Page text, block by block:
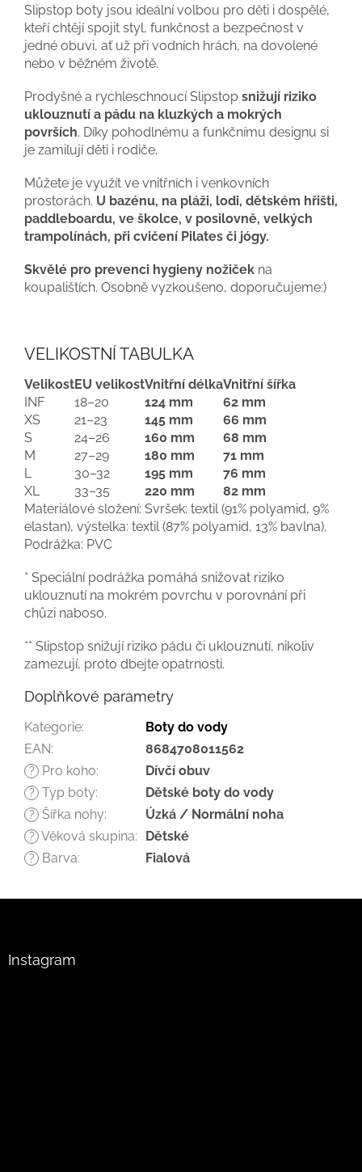
Slipstop boty jsou ideální volbou pro děti i dospělé,
kteří chtějí spojit styl, funkčnost a bezpečnost v
jedné obuvi, ať už při vodních hrách, na dovolené
nebo v běžném životě.
Prodyšné a rychleschnoucí Slipstop snižují riziko
uklouznutí a pádu na kluzkých a mokrých
površích. Díky pohodlnému a funkčnímu designu si
je zamilují děti i rodiče.
Můžete je využít ve vnitřních i venkovních
prostorách. U bazénu, na pláži, lodi, dětském hřišti,
paddleboardu, ve školce, v posilovně, velkých
trampolínách, při cvičení Pilates či jógy.
Skvělé pro prevenci hygieny nožiček na
koupalištích. Osobně vyzkoušeno, doporučujeme:)
VELIKOSTNÍ TABULKA
VelikostEU velikostVnitřní délkaVnitřní šířka
INF
18–20 124 mm
62 mm
XS
21–23 145 mm
66 mm
S
24–26 160 mm
68 mm
M
27–29 180 mm
71 mm
L
30–32 195 mm
76 mm
XL
33–35 220 mm
82 mm
Materiálové složení: Svršek: textil (91% polyamid, 9%
elastan), výstelka: textil (87% polyamid, 13% bavlna),
Podrážka: PVC
* Speciální podrážka pomáhá snižovat riziko
uklouznutí na mokrém povrchu v porovnání při
chůzi naboso.
** Slipstop snižují riziko pádu či uklouznutí, nikoliv
zamezují, proto dbejte opatrnosti.
Doplňkové parametry
Kategorie:
Boty do vody
EAN: 8684708011562
? Pro koho: Dívčí obuv
? Typ boty: Dětské boty do vody
? Šířka nohy: Úzká / Normální noha
? Věková skupina: Dětské
? Barva: Fialová
Instagram